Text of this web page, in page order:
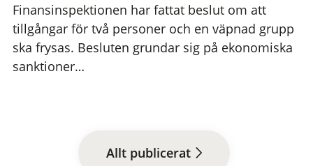
Finansinspektionen har fattat beslut om att
tillgångar för två personer och en väpnad grupp
ska frysas. Besluten grundar sig på ekonomiska
sanktioner…
Allt publicerat